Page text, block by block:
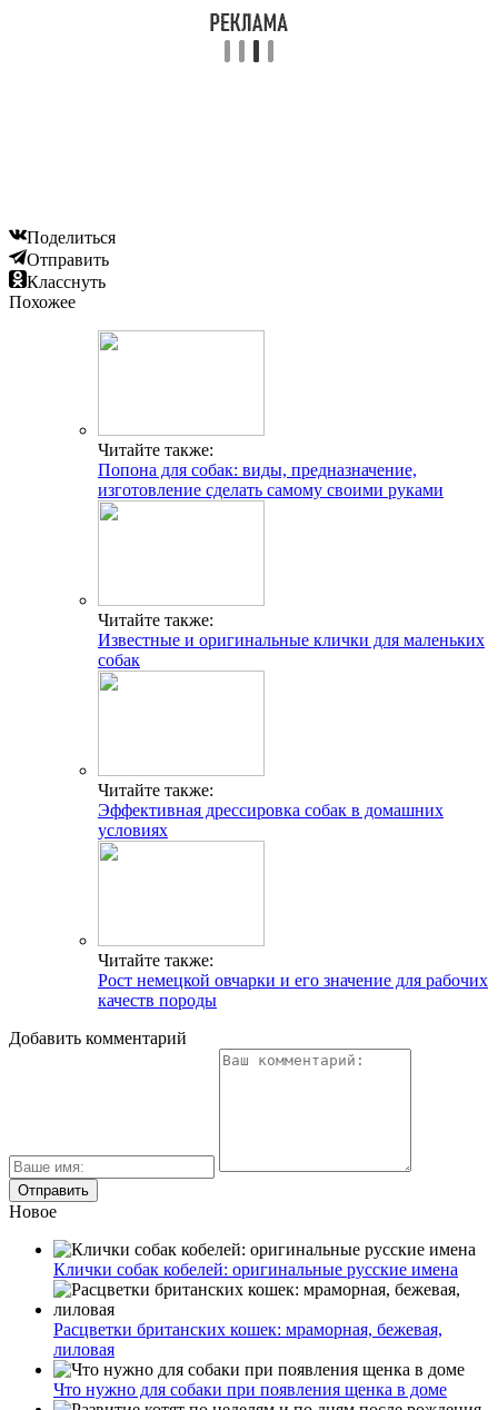
Поделиться
Отправить
Класснуть
Похожее
Читайте также:
Попона для собак: виды, предназначение,
изготовление сделать самому своими руками
Читайте также:
Известные и оригинальные клички для маленьких
собак
Читайте также:
Эффективная дрессировка собак в домашних
условиях
Читайте также:
Рост немецкой овчарки и его значение для рабочих
качеств породы
Добавить комментарий
Новое
Клички собак кобелей: оригинальные русские имена
Расцветки британских кошек: мраморная, бежевая,
лиловая
Что нужно для собаки при появления щенка в доме